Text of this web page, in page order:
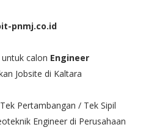
pnmj.co.id
calon Engineer
Jobsite di Kaltara
Pertambangan / Tek Sipil
Engineer di Perusahaan